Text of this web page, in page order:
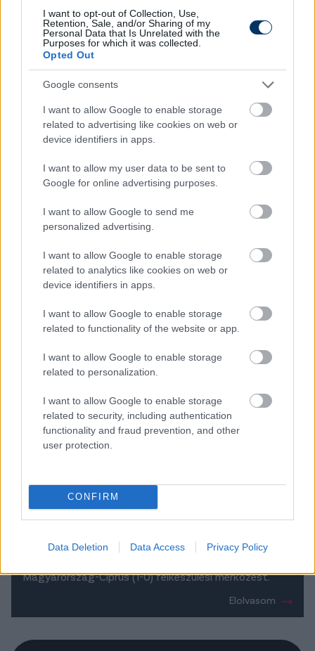
I want to opt-out of Collection, Use,
Retention, Sale, and/or Sharing of my
Personal Data that Is Unrelated with the
Purposes for which it was collected.
Opted Out
Google consents
I want to allow Google to enable storage
related to advertising like cookies on web or
device identifiers in apps.
I want to allow my user data to be sent to
Google for online advertising purposes.
I want to allow Google to send me
personalized advertising.
I want to allow Google to enable storage
related to analytics like cookies on web or
device identifiers in apps.
I want to allow Google to enable storage
related to functionality of the website or app.
I want to allow Google to enable storage
related to personalization.
I want to allow Google to enable storage
related to security, including authentication
functionality and fraud prevention, and other
user protection.
CONFIRM
Data Deletion Data Access Privacy Policy
Teljesen kaotikus volt ez a nap, de elképesztően
boldog vagyok. Szinte semmit nem volt időm
felfogni, délután még a hasamon volt a kislányom,
közben jött az sms, hogy a kezdőben vagyok.
Elképesztő érzés volt, de egy olyan dopping volt
számomra a mai meccsen, hogy úgy voltam vele,
kiadok magamból mindent, amit tudok. Fáradtan
éreztem magam a pályán, de azt szerettem volna,
harcoltam, próbáltam odaérni a kapu elé. Örülök,
hogy a csapat nyerni tudott, így kell megkezdeni a
felkészülést az Európa-bajnokságra. Szombaton
hazamehetek, aztán vasárnap mehetek a
kisbabáért, este pedig már edzés is lesz. Kicsit előbb
érkezett a baba, de lehet azért, mert szeretné ő is
látni az Eb-t.
Rossi: “Nem szeretnék üzeneteket
kapni, harcot akarok látni” – a győztes
Magyarország-Ciprus (1-0) felkészülési mérkőzést.
Elolvasom